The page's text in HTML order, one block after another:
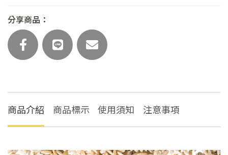
芽
米
軟
飯
100
2
入
量
分享商品：
商品介紹 商品標示 使用須知 注意事項